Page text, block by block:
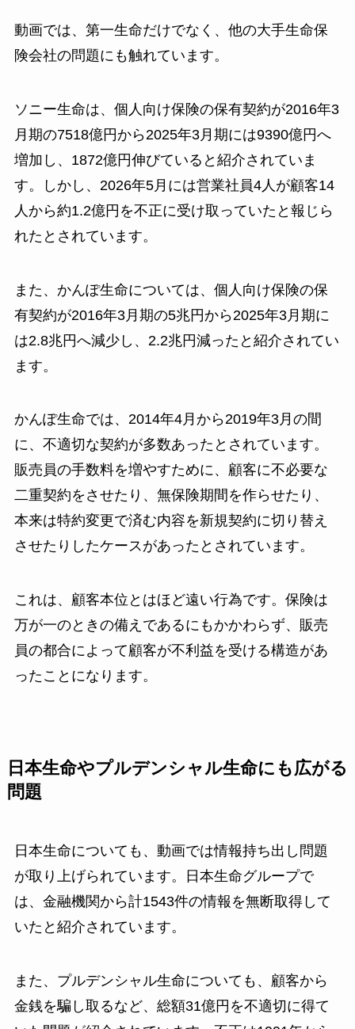
動画では、第一生命だけでなく、他の大手生命保
険会社の問題にも触れています。
ソニー生命は、個人向け保険の保有契約が2016年3
月期の7518億円から2025年3月期には9390億円へ
増加し、1872億円伸びていると紹介されていま
す。しかし、2026年5月には営業社員4人が顧客14
人から約1.2億円を不正に受け取っていたと報じら
れたとされています。
また、かんぽ生命については、個人向け保険の保
有契約が2016年3月期の5兆円から2025年3月期に
は2.8兆円へ減少し、2.2兆円減ったと紹介されてい
ます。
かんぽ生命では、2014年4月から2019年3月の間
に、不適切な契約が多数あったとされています。
販売員の手数料を増やすために、顧客に不必要な
二重契約をさせたり、無保険期間を作らせたり、
本来は特約変更で済む内容を新規契約に切り替え
させたりしたケースがあったとされています。
これは、顧客本位とはほど遠い行為です。保険は
万が一のときの備えであるにもかかわらず、販売
員の都合によって顧客が不利益を受ける構造があ
ったことになります。
日本生命やプルデンシャル生命にも広がる
問題
日本生命についても、動画では情報持ち出し問題
が取り上げられています。日本生命グループで
は、金融機関から計1543件の情報を無断取得して
いたと紹介されています。
また、プルデンシャル生命についても、顧客から
金銭を騙し取るなど、総額31億円を不適切に得て